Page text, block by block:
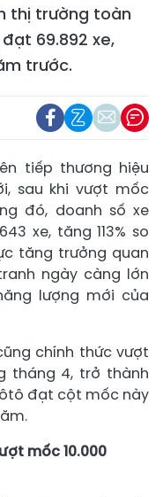
thị trường toàn
69.892 xe,
trước.
tiếp thương hiệu
sau khi vượt mốc
đó, doanh số xe
xe, tăng 113% so
tăng trưởng quan
ngày càng lớn
lượng mới của
chính thức vượt
tháng 4, trở thành
đạt cột mốc này
mốc 10.000